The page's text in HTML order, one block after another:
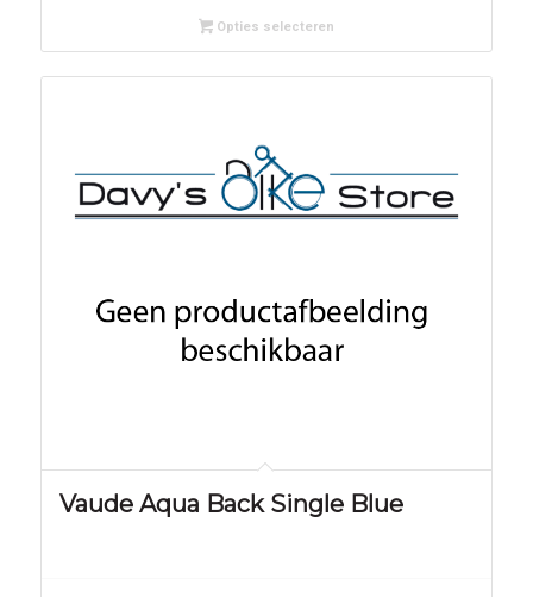
Opties selecteren
Vaude Aqua Back Single Blue